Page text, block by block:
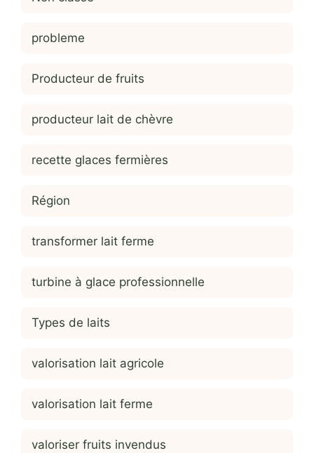
probleme
Producteur de fruits
producteur lait de chèvre
recette glaces fermières
Région
transformer lait ferme
turbine à glace professionnelle
Types de laits
valorisation lait agricole
valorisation lait ferme
valoriser fruits invendus